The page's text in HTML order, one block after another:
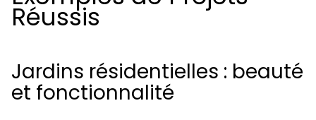
Réussis
Jardins résidentielles : beauté
et fonctionnalité